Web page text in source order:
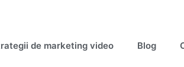
de marketing video Blog